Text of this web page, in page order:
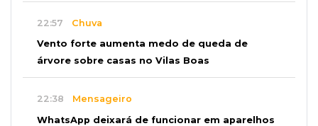
22:57 Chuva
Vento forte aumenta medo de queda de
árvore sobre casas no Vilas Boas
22:38 Mensageiro
WhatsApp deixará de funcionar em aparelhos